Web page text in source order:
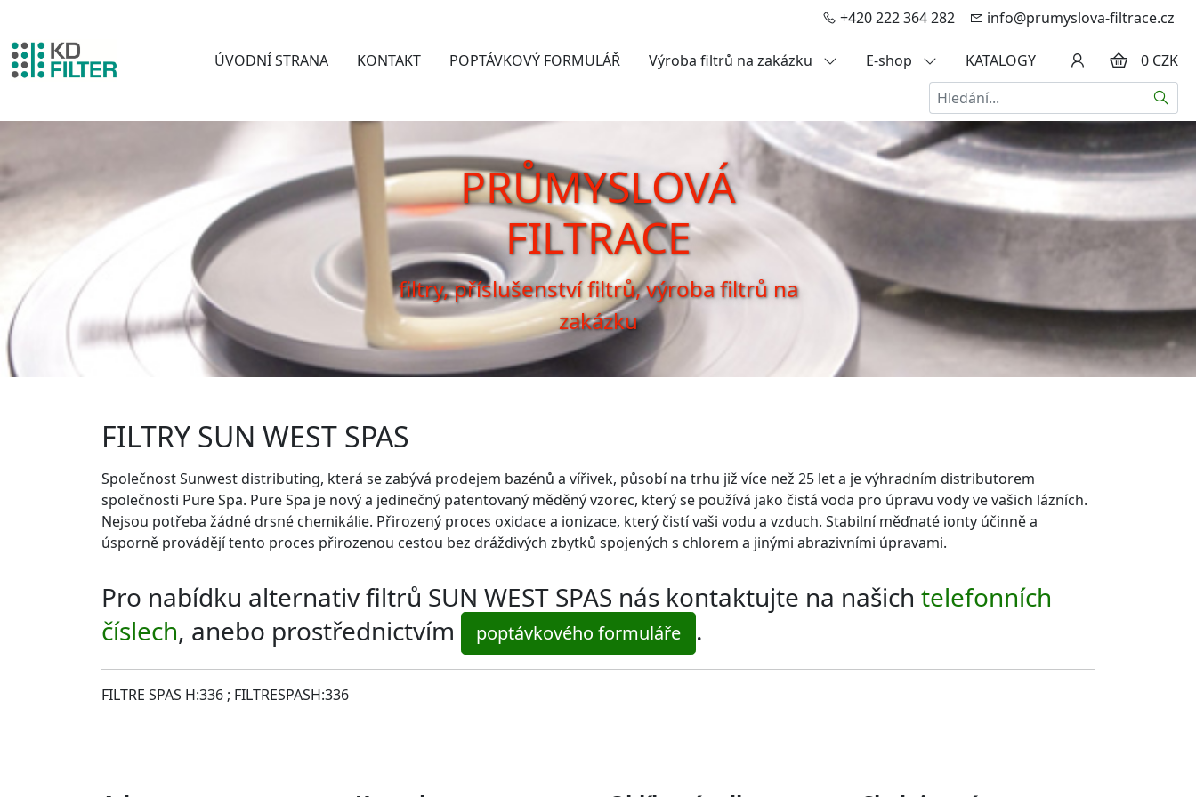
+420 222 364 282 info@prumyslova-filtrace.cz
ÚVODNÍ STRANA KONTAKT POPTÁVKOVÝ FORMULÁŘ Výroba filtrů na zakázku E-shop KATALOGY
0 CZK
Hledat
PRŮMYSLOVÁ
FILTRACE
filtry, příslušenství filtrů, výroba filtrů na
zakázku
FILTRY SUN WEST SPAS
Společnost Sunwest distributing, která se zabývá prodejem bazénů a vířivek, působí na trhu již více než 25 let a je výhradním distributorem
společnosti Pure Spa. Pure Spa je nový a jedinečný patentovaný měděný vzorec, který se používá jako čistá voda pro úpravu vody ve vašich lázních.
Nejsou potřeba žádné drsné chemikálie. Přirozený proces oxidace a ionizace, který čistí vaši vodu a vzduch. Stabilní měďnaté ionty účinně a
úsporně provádějí tento proces přirozenou cestou bez dráždivých zbytků spojených s chlorem a jinými abrazivními úpravami.
Pro nabídku alternativ filtrů SUN WEST SPAS nás kontaktujte na našich telefonních
číslech, anebo prostřednictvím poptávkového formuláře .
FILTRE SPAS H:336 ; FILTRESPASH:336